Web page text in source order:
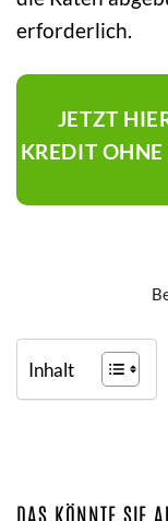
erforderlich.
JETZT
KREDIT
Inhalt
DAS KÖNNTE SIE